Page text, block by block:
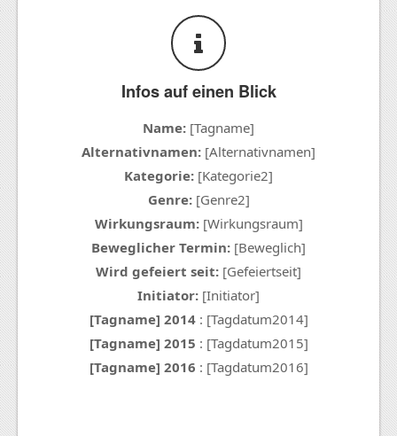
Infos auf einen Blick
Name: [Tagname]
Alternativnamen: [Alternativnamen]
Kategorie: [Kategorie2]
Genre:[Genre2]
Wirkungsraum:[Wirkungsraum]
Beweglicher Termin: [Beweglich]
Wird gefeiert seit: [Gefeiertseit]
Initiator: [Initiator]
[Tagname] 2014 : [Tagdatum2014]
[Tagname] 2015 : [Tagdatum2015]
[Tagname] 2016 : [Tagdatum2016]